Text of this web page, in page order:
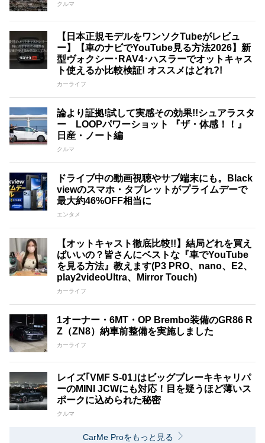
クルマ
【日本正規モデルをワンソクTubeがレビュ
ー】【車のナビでYouTube見る方法2026】新
型ヴォクシー･RAV4･ハスラーでオットキャス
ト使えるか比較検証! オススメはどれ?!
カーライフ
論より証拠!試して実感その効果!!シュアラスタ
ー LOOPパワーショット 『ザ・体感！！』
日産・ノート編
クルマ
ドライブ中の動画視聴やサブ端末にも。Black
viewのスマホ・タブレットがプライムデーで
最大約46%OFF相当に
エンタメ
【オットキャスト徹底比較!!】結局どれを買え
ばいいの？皆さんにベストな『車でYouTube
を見る方法』教えます(P3 PRO、nano、E2、
play2videoUltra、Mirror Touch)
カーライフ
1オーナー・6MT・OP Brembo装備のGR86 R
Z（ZN8）納車前整備を実施しました
カーライフ
レイズ｢VMF S-01｣はビッグブレーキキャリパ
ーのMINI JCWにも対応！目を疑うほど薄いス
ポークに込められた秘密
クルマ
CarMe Proをもっと見る